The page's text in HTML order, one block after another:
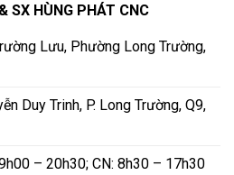
SX HÙNG PHÁT CNC
Lưu, Phường Long Trường,
Duy Trinh, P. Long Trường, Q9,
– 20h30; CN: 8h30 – 17h30